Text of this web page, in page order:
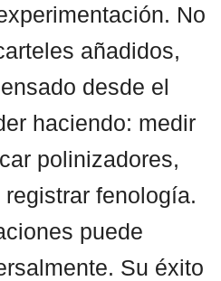
No
añadidos,
desde el
haciendo: medir
polinizadores,
fenología.
puede
Su éxito